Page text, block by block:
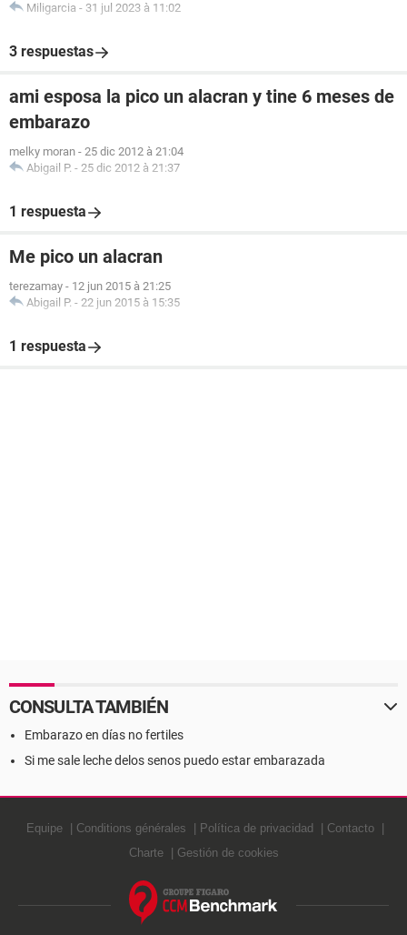
Miligarcia - 31 jul 2023 à 11:02
3 respuestas
ami esposa la pico un alacran y tine 6 meses de
embarazo
melky moran - 25 dic 2012 à 21:04
Abigail P. - 25 dic 2012 à 21:37
1 respuesta
Me pico un alacran
terezamay - 12 jun 2015 à 21:25
Abigail P. - 22 jun 2015 à 15:35
1 respuesta
CONSULTA TAMBIÉN
Embarazo en días no fertiles
Si me sale leche delos senos puedo estar embarazada
Equipe Conditions générales Política de privacidad
Contacto
Charte
Gestión de cookies